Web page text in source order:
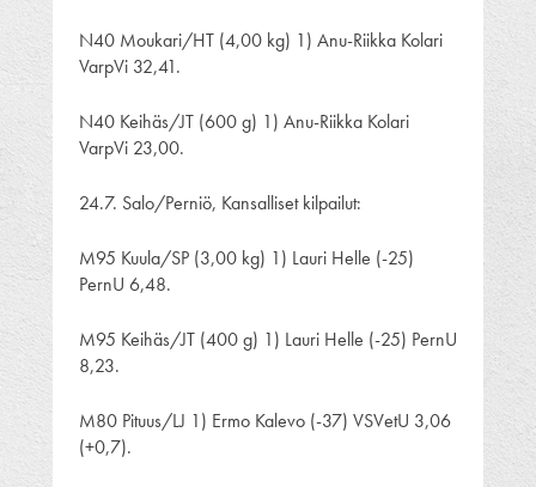
N40 Moukari/HT (4,00 kg) 1) Anu-Riikka Kolari
VarpVi 32,41.
N40 Keihäs/JT (600 g) 1) Anu-Riikka Kolari
VarpVi 23,00.
24.7. Salo/Perniö, Kansalliset kilpailut:
M95 Kuula/SP (3,00 kg) 1) Lauri Helle (-25)
PernU 6,48.
M95 Keihäs/JT (400 g) 1) Lauri Helle (-25) PernU
8,23.
M80 Pituus/LJ 1) Ermo Kalevo (-37) VSVetU 3,06
(+0,7).